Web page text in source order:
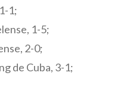
1;
1-5;
2-0;
de Cuba, 3-1;